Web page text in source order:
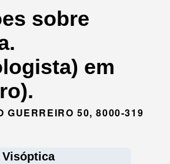
sobre
em
GUERREIRO 50, 8000-319
Visóptica